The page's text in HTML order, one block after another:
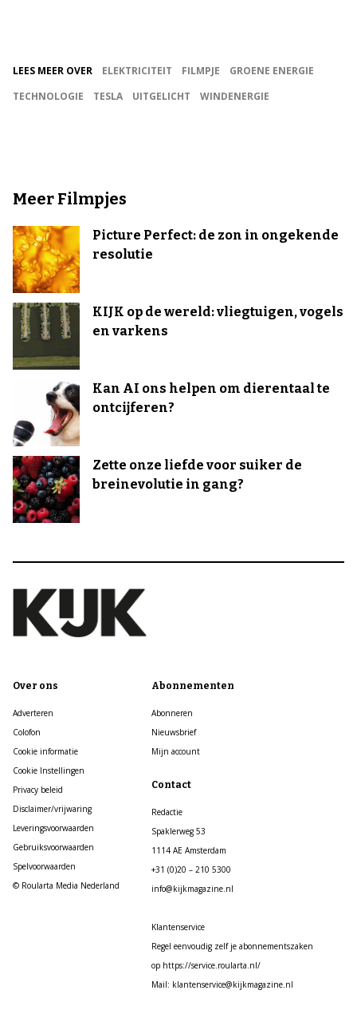
LEES MEER OVER ELEKTRICITEIT FILMPJE
GROENE ENERGIE
TECHNOLOGIE
TESLA UITGELICHT WINDENERGIE
Meer Filmpjes
Picture Perfect: de zon in ongekende
resolutie
KIJK op de wereld: vliegtuigen, vogels
en varkens
Kan AI ons helpen om dierentaal te
ontcijferen?
Zette onze liefde voor suiker de
breinevolutie in gang?
Over ons
Adverteren
Colofon
Cookie informatie
Cookie Instellingen
Privacy beleid
Disclaimer/vrijwaring
Leveringsvoorwaarden
Gebruiksvoorwaarden
Spelvoorwaarden
© Roularta Media Nederland
Abonnementen
Abonneren
Nieuwsbrief
Mijn account
Contact
Redactie
Spaklerweg 53
1114 AE Amsterdam
+31 (0)20 – 210 5300
info@kijkmagazine.nl
Klantenservice
Regel eenvoudig zelf je abonnementszaken
op https://service.roularta.nl/
Mail: klantenservice@kijkmagazine.nl